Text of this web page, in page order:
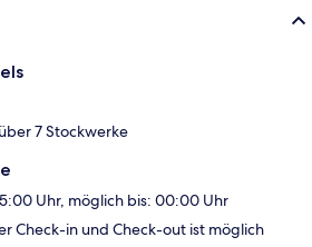
7 Stockwerke
Uhr, möglich bis: 00:00 Uhr
Check-in und Check-out ist möglich